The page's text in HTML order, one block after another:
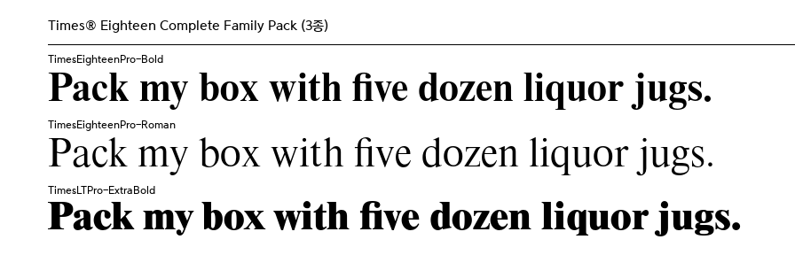
Times® Eighteen Complete Family Pack (3종)
TimesEighteenPro-Bold
Pack my box with five dozen liquor jugs.
TimesEighteenPro-Roman
Pack my box with five dozen liquor jugs.
TimesLTPro-ExtraBold
Pack my box with five dozen liquor jugs.